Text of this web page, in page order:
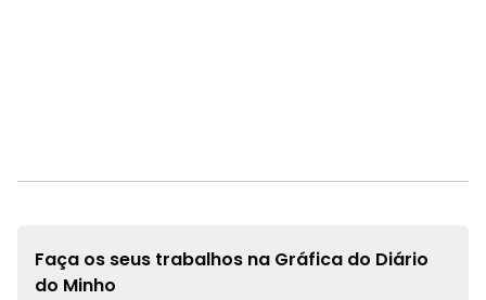
Faça os seus trabalhos na Gráfica do Diário
do Minho